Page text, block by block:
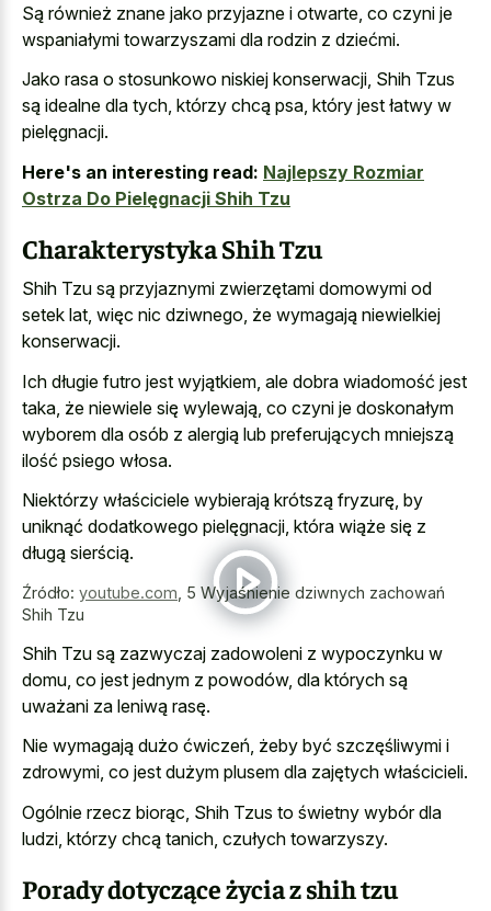
Są również znane jako przyjazne i otwarte, co czyni je
wspaniałymi towarzyszami dla rodzin z dziećmi.
Jako rasa o stosunkowo niskiej konserwacji, Shih Tzus
są idealne dla tych, którzy chcą psa, który jest łatwy w
pielęgnacji.
Here's an interesting read: Najlepszy Rozmiar
Ostrza Do Pielęgnacji Shih Tzu
Charakterystyka Shih Tzu
Shih Tzu są przyjaznymi zwierzętami domowymi od
setek lat, więc nic dziwnego, że wymagają niewielkiej
konserwacji.
Ich długie futro jest wyjątkiem, ale dobra wiadomość jest
taka, że niewiele się wylewają, co czyni je doskonałym
wyborem dla osób z alergią lub preferujących mniejszą
ilość psiego włosa.
Niektórzy właściciele wybierają krótszą fryzurę, by
uniknąć dodatkowego pielęgnacji, która wiąże się z
długą sierścią.
Źródło: youtube.com 5 Wyjaśnienie dziwnych zachowań
Shih Tzu
Shih Tzu są zazwyczaj zadowoleni z wypoczynku w
domu, co jest jednym z powodów, dla których są
uważani za leniwą rasę.
Nie wymagają dużo ćwiczeń, żeby być szczęśliwymi i
zdrowymi, co jest dużym plusem dla zajętych właścicieli.
Ogólnie rzecz biorąc, Shih Tzus to świetny wybór dla
ludzi, którzy chcą tanich, czułych towarzyszy.
Porady dotyczące życia z shih tzu